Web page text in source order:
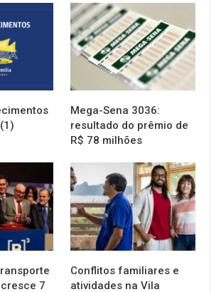
NOTÍCIAS
Mega-Sena 3036:
resultado do prêmio de
R$ 78 milhões
7
NOTÍCIAS
Conflitos familiares e
atividades na Vila